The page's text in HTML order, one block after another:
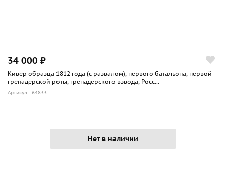
34 000 ₽
Кивер образца 1812 года (с развалом), первого батальона, первой
гренадерской роты, гренадерского взвода, Росс...
Артикул: 64833
Нет в наличии